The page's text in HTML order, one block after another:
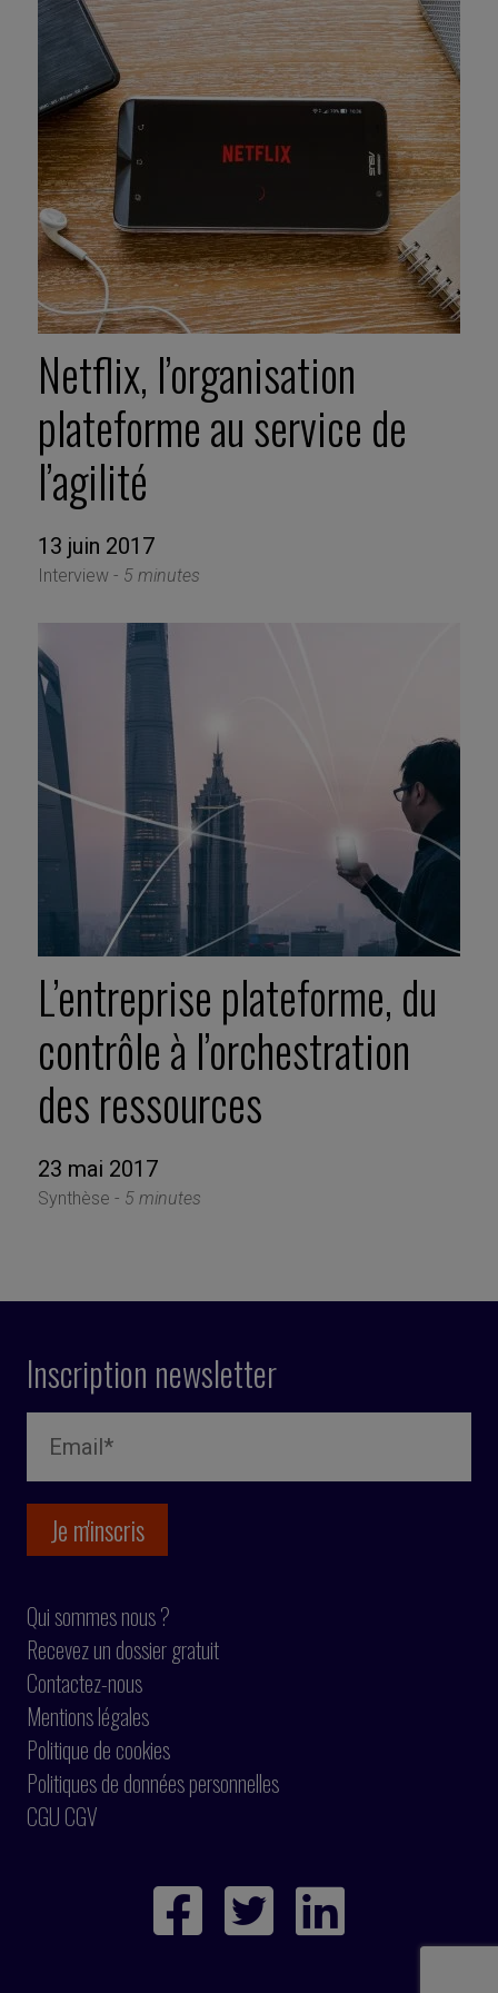
Netflix, l’organisation
plateforme au service de
l’agilité
13 juin 2017
Interview - 5 minutes
L’entreprise plateforme, du
contrôle à l’orchestration
des ressources
23 mai 2017
Synthèse - 5 minutes
Inscription newsletter
Qui sommes nous ?
Recevez un dossier gratuit
Contactez-nous
Mentions légales
Politique de cookies
Politiques de données personnelles
CGU CGV